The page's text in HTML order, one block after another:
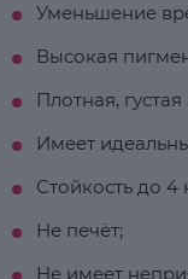
Уменьшение
Высокая
Плотная,
Имеет
Стойкость до 4
Не печёт;
Не имеет